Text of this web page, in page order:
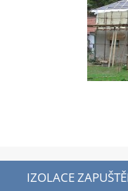
IZOLACE